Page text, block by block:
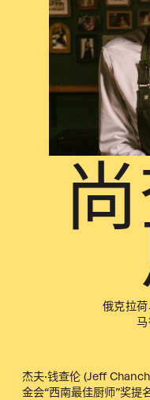
俄克拉
杰夫·钱查伦 (Jeff
金会“西南最佳厨师”奖提